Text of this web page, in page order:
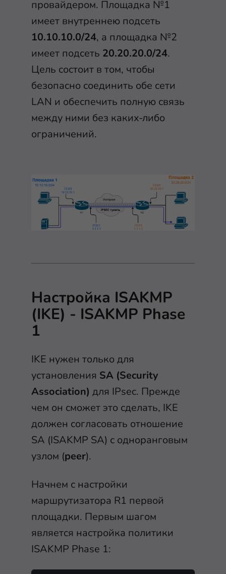
провайдером. Площадка №1
имеет внутреннею подсеть
10.10.10.0/24, а площадка №2
имеет подсеть 20.20.20.0/24.
Цель состоит в том, чтобы
безопасно соединить обе сети
LAN и обеспечить полную связь
между ними без каких-либо
ограничений.
Настройка ISAKMP
(IKE) - ISAKMP Phase
1
IKE нужен только для
установления SA (Security
Association) для IPsec. Прежде
чем он сможет это сделать, IKE
должен согласовать отношение
SA (ISAKMP SA) с одноранговым
узлом (peer).
Начнем с настройки
маршрутизатора R1 первой
площадки. Первым шагом
является настройка политики
ISAKMP Phase 1: